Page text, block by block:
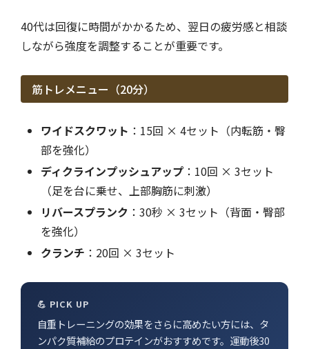
40代は回復に時間がかかるため、翌日の疲労感と相談
しながら強度を調整することが重要です。
筋トレメニュー（20分）
ワイドスクワット ：15回 × 4セット（内転筋・臀
部を強化）
ディクラインプッシュアップ ：10回 × 3セット
（足を台に乗せ、上部胸筋に刺激）
リバースプランク ：30秒 × 3セット（背面・臀部
を強化）
クランチ ：20回 × 3セット
💪 PICK UP
自重トレーニングの効果をさらに高めたい方には、タ
ンパク質補給のプロテインがおすすめです。運動後30